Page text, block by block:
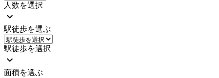
人数を選択
駅徒歩を選ぶ
駅徒歩を選択
面積を選ぶ